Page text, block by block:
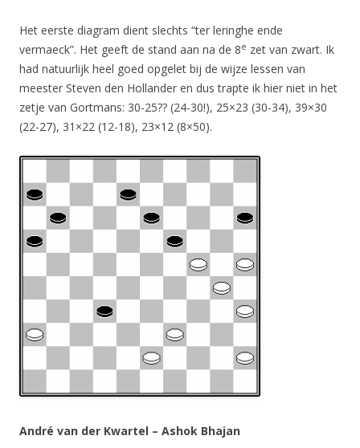
Het eerste diagram dient slechts “ter leringhe ende
vermaeck”. Het geeft de stand aan na de 8e zet van zwart. Ik
had natuurlijk heel goed opgelet bij de wijze lessen van
meester Steven den Hollander en dus trapte ik hier niet in het
zetje van Gortmans: 30-25?? (24-30!), 25×23 (30-34), 39×30
(22-27), 31×22 (12-18), 23×12 (8×50).
André van der Kwartel – Ashok Bhajan